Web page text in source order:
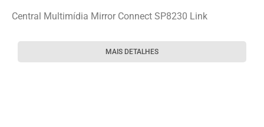
Central Multimídia Mirror Connect SP8230 Link
MAIS DETALHES